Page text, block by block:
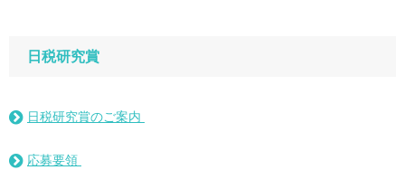
日税研究賞
日税研究賞のご案内
応募要領